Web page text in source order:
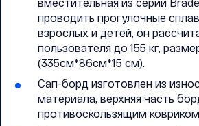
проводить прогулочные
взрослых и детей, он
пользователя до 155 кг,
(335см*86см*15 см).
Сап-борд изготовлен из
материала, верхняя часть
противоскользящим